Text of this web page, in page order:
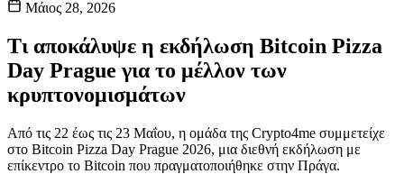
Μάιος 28, 2026
Τι αποκάλυψε η εκδήλωση Bitcoin Pizza
Day Prague για το μέλλον των
κρυπτονομισμάτων
Από τις 22 έως τις 23 Μαΐου, η ομάδα της Crypto4me συμμετείχε
στο Bitcoin Pizza Day Prague 2026, μια διεθνή εκδήλωση με
επίκεντρο το Bitcoin που πραγματοποιήθηκε στην Πράγα.